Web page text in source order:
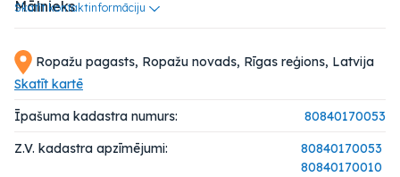
Ropažu pagasts, Ropažu novads, Rīgas reģions, Latvija
Skatīt kartē
Īpašuma kadastra numurs:
80840170053
Z.V. kadastra apzīmējumi:
80840170053
80840170010
Skatīt kontaktinformāciju